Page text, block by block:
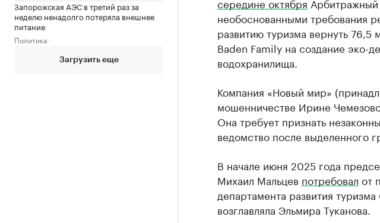
Запорожская АЭС в третий раз за
неделю ненадолго потеряла внешнее
питание
Политика
Загрузить еще
необоснованными требования
развитию туризма вернуть
Baden Family на создание эко-
водохранилища.
Компания «Новый мир»
мошенничестве Ирине
Она требует признать
ведомство после выделенного
В начале июня 2025 года
Михаил Мальцев потребовал от
департамента развития
возглавляла Эльмира Туканова.